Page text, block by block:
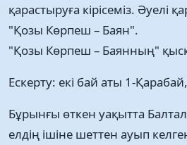
қарастыруға кірісеміз. Әуелі
"Қозы Көрпеш – Баян".
"Қозы Көрпеш – Баянның"
Ескерту: екі бай аты 1-
Бұрынғы өткен уақытта
елдің ішіне шеттен ауып